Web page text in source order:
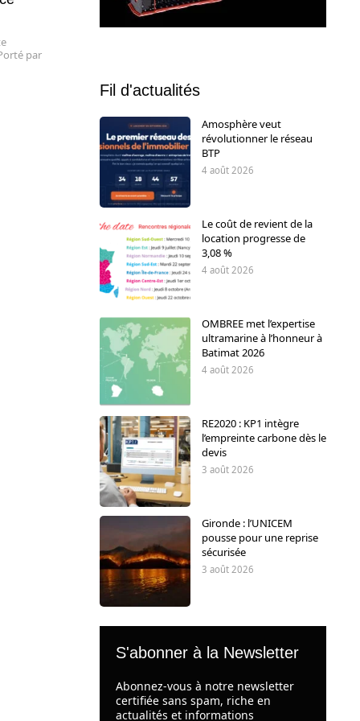
par
Fil d'actualités
Amosphère veut
révolutionner le réseau
BTP
4 août 2026
Le coût de revient de la
location progresse de
3,08 %
4 août 2026
OMBREE met l’expertise
ultramarine à l’honneur à
Batimat 2026
4 août 2026
RE2020 : KP1 intègre
l’empreinte carbone dès le
devis
3 août 2026
Gironde : l’UNICEM
pousse pour une reprise
sécurisée
3 août 2026
S'abonner à la Newsletter
Abonnez-vous à notre newsletter
certifiée sans spam, riche en
actualités et informations